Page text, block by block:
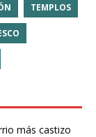
TEMPLOS
más castizo